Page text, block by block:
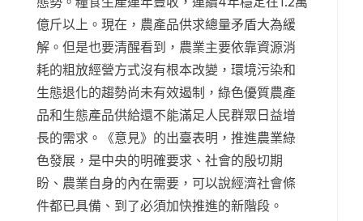
億斤以上。現在，農產品供求總量矛盾大為緩
解。但是也要清醒看到，農業主要依靠資源消
耗的粗放經營方式沒有根本改變，環境污染和
生態退化的趨勢尚未有效遏制，綠色優質農產
品和生態產品供給還不能滿足人民群眾日益增
長的需求。《意見》的出臺表明，推進農業綠
色發展，是中央的明確要求、社會的殷切期
盼、農業自身的內在需要，可以說經濟社會條
件都已具備、到了必須加快推進的新階段。